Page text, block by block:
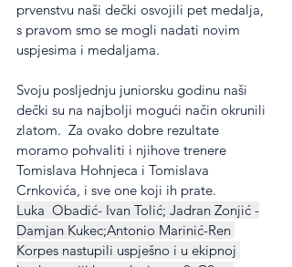
prvenstvu naši dečki osvojili pet medalja,
s pravom smo se mogli nadati novim
uspjesima i medaljama.
Svoju posljednju juniorsku godinu naši
dečki su na najbolji mogući način okrunili
zlatom.  Za ovako dobre rezultate
moramo pohvaliti i njihove trenere
Tomislava Hohnjeca i Tomislava
Crnkovića, i sve one koji ih prate.
Luka  Obadić- Ivan Tolić; Jadran Zonjić -
Damjan Kukec;Antonio Marinić-Ren
Korpes nastupili uspješno i u ekipnoj